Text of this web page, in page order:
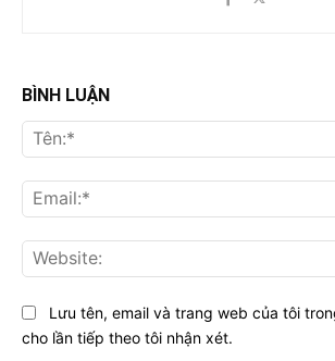
BÌNH LUẬN
Lưu tên, email và trang web của tôi
cho lần tiếp theo tôi nhận xét.